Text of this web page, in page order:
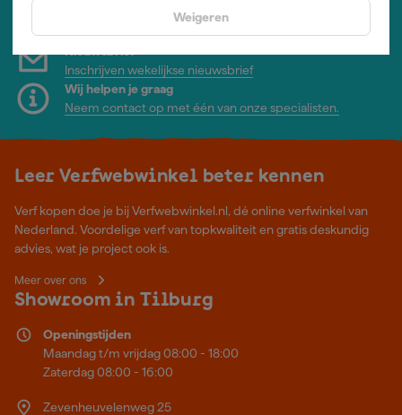
Weigeren
Log-in en beheer je bestellingen en gegevens
Inschrijven wekelijkse nieuwsbrief
Wij helpen je graag
Neem contact op met één van onze specialisten.
Leer Verfwebwinkel beter kennen
Verf kopen doe je bij Verfwebwinkel.nl, dé online verfwinkel van
Nederland. Voordelige verf van topkwaliteit en gratis deskundig
advies, wat je project ook is.
Meer over ons
Showroom in Tilburg
Openingstijden
Maandag t/m vrijdag 08:00 - 18:00
Zaterdag 08:00 - 16:00
Zevenheuvelenweg 25